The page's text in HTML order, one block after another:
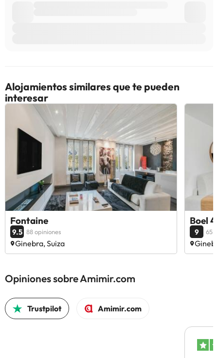
Alojamientos similares que te pueden
interesar
Fontaine
9.5 88 opiniones
Ginebra, Suiza
Boel
9 65
Opiniones sobre Amimir.com
Trustpilot Amimir.com